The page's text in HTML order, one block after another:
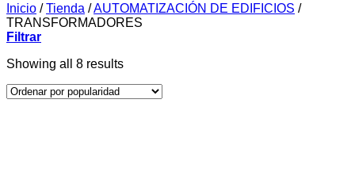
Inicio / Tienda /AUTOMATIZACIÓN DE EDIFICIOS /
TRANSFORMADORES
Filtrar
Showing all 8 results